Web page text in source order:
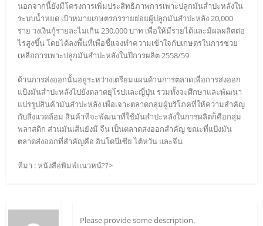
นอกจากนี้ยังมีโครงการเพิ่มประสิทธิภาพการเพาะปลูกมันสำปะหลังใน
ระบบน้ำหยด เป้าหมายเกษตรกรรายย่อยผู้ปลูกมันสำปะหลัง 20,000
ราย วงเงินกู้รายละไม่เกิน 230,000 บาท เพื่อให้มีรายได้และมีผลผลิตต่อ
ไร่สูงขึ้น โดยได้ลงพื้นที่เพื่อชี้แจงทำความเข้าใจกับเกษตรในการช่วย
เหลือการเพาะปลูกมันสำปะหลังในปีการผลิต 2558/59
ด้านการส่งออกนั้นอยู่ระหว่างเตรียมแผนด้านการตลาดเพื่อการส่งออก
แป้งมันสำปะหลังไปยังตลาดยุโรปและญี่ปุ่น รวมทั้งจะศึกษาและพัฒนา
แปรรูปสินค้ามันสำปะหลัง เพื่อเจาะตลาดกลุ่มผู้บริโภคที่ให้ความสำคัญ
กับสิ่งแวดล้อม สินค้าที่จะพัฒนาที่ใช้มันสำปะหลังในการผลิตก็คือกลุ่ม
พลาสติก ส่วนมันเส้นยังมี จีน เป็นตลาดส่งออกสำคัญ ขณะที่แป้งมัน
ตลาดส่งออกที่สำคัญคือ อินโดนีเซีย ไต้หวัน และจีน
ที่มา : หนังสือพิมพ์แนวหน้??>
Please provide some description.